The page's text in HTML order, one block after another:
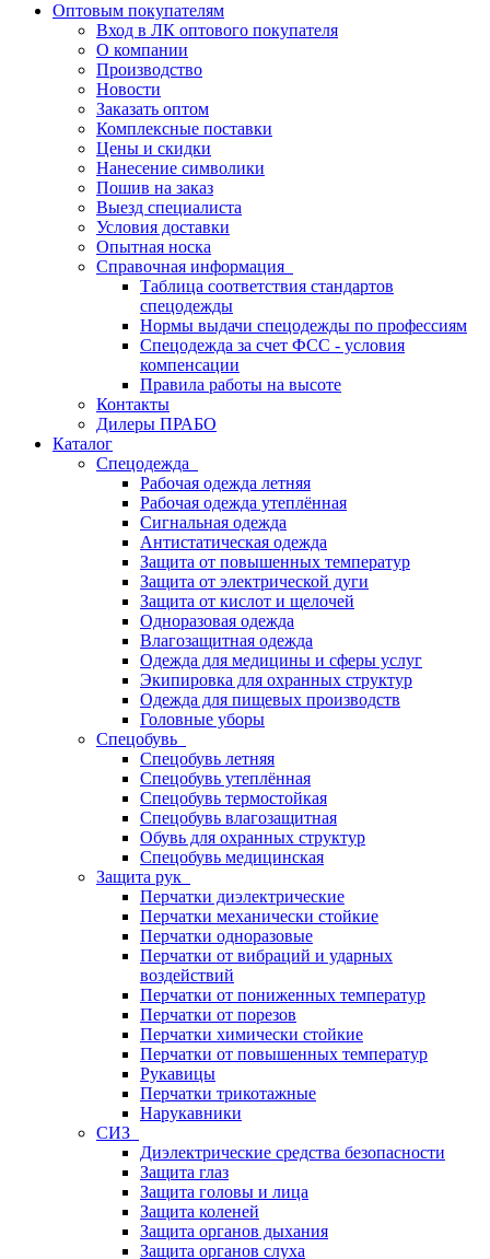
Оптовым покупателям
Вход в ЛК оптового покупателя
О компании
Производство
Новости
Заказать оптом
Комплексные поставки
Цены и скидки
Нанесение символики
Пошив на заказ
Выезд специалиста
Условия доставки
Опытная носка
Справочная информация
Таблица соответствия стандартов
спецодежды
Нормы выдачи спецодежды по профессиям
Спецодежда за счет ФСС - условия
компенсации
Правила работы на высоте
Контакты
Дилеры ПРАБО
Каталог
Спецодежда
Рабочая одежда летняя
Рабочая одежда утеплённая
Сигнальная одежда
Антистатическая одежда
Защита от повышенных температур
Защита от электрической дуги
Защита от кислот и щелочей
Одноразовая одежда
Влагозащитная одежда
Одежда для медицины и сферы услуг
Экипировка для охранных структур
Одежда для пищевых производств
Головные уборы
Спецобувь
Спецобувь летняя
Спецобувь утеплённая
Спецобувь термостойкая
Спецобувь влагозащитная
Обувь для охранных структур
Спецобувь медицинская
Защита рук
Перчатки диэлектрические
Перчатки механически стойкие
Перчатки одноразовые
Перчатки от вибраций и ударных
воздействий
Перчатки от пониженных температур
Перчатки от порезов
Перчатки химически стойкие
Перчатки от повышенных температур
Рукавицы
Перчатки трикотажные
Нарукавники
СИЗ
Диэлектрические средства безопасности
Защита глаз
Защита головы и лица
Защита коленей
Защита органов дыхания
Защита органов слуха